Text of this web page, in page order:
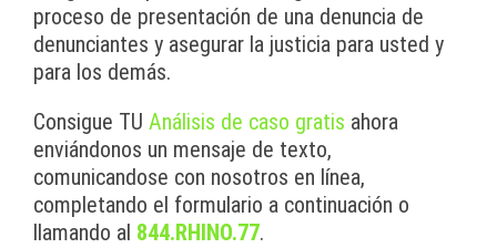
proceso de presentación de una denuncia de
denunciantes y asegurar la justicia para usted y
para los demás.
Consigue TU Análisis de caso gratis ahora
enviándonos un mensaje de texto,
comunicandose con nosotros en línea,
completando el formulario a continuación o
llamando al 844.RHINO.77.